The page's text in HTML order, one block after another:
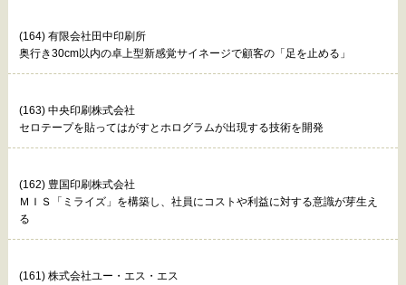
(164) 有限会社田中印刷所
奥行き30cm以内の卓上型新感覚サイネージで顧客の「足を止める」
(163) 中央印刷株式会社
セロテープを貼ってはがすとホログラムが出現する技術を開発
(162) 豊国印刷株式会社
ＭＩＳ「ミライズ」を構築し、社員にコストや利益に対する意識が芽生え
る
(161) 株式会社ユー・エス・エス